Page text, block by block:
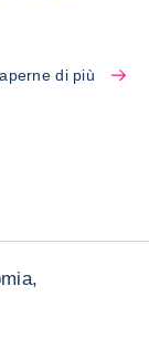
di più